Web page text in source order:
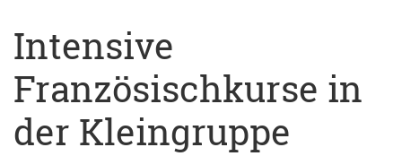
Intensive
Französischkurse in
der Kleingruppe